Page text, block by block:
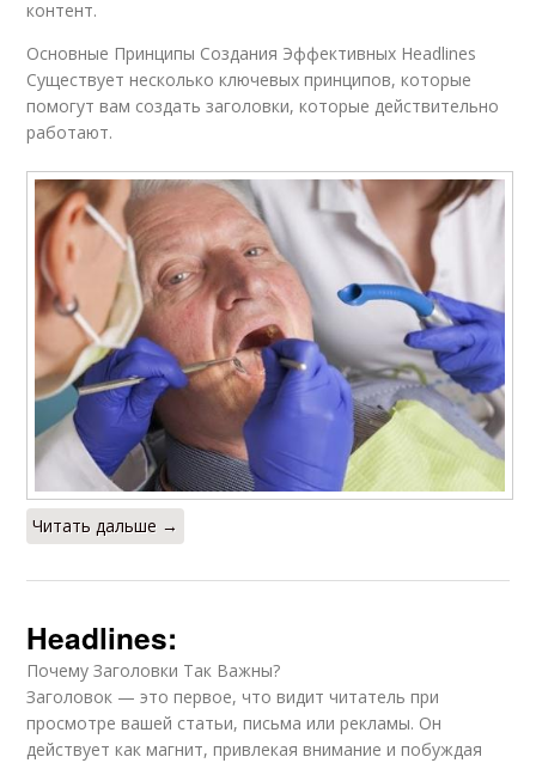
контент.
Основные Принципы Создания Эффективных Headlines
Существует несколько ключевых принципов, которые
помогут вам создать заголовки, которые действительно
работают.
Читать дальше →
Headlines:
Почему Заголовки Так Важны?
Заголовок — это первое, что видит читатель при
просмотре вашей статьи, письма или рекламы. Он
действует как магнит, привлекая внимание и побуждая